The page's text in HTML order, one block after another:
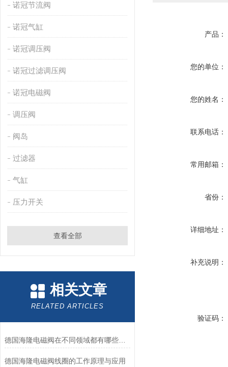
诺冠节流阀
诺冠气缸
诺冠调压阀
诺冠过滤调压阀
诺冠电磁阀
调压阀
阀岛
过滤器
气缸
压力开关
查看全部
相关文章
RELATED ARTICLES
德国海隆电磁阀在不同领域都有哪些应用？
德国海隆电磁阀线圈的工作原理与应用
产品：
您的单位：
您的姓名：
联系电话：
常用邮箱：
省份：
详细地址：
补充说明：
验证码：